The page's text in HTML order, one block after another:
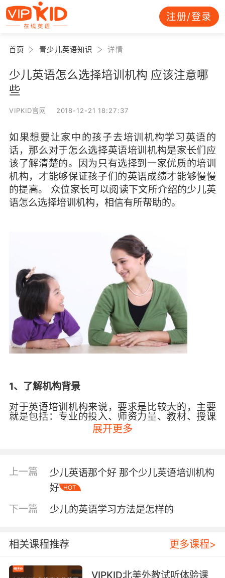
注册/登录
首页 青少儿英语知识 详情
少儿英语怎么选择培训机构 应该注意哪
些
VIPKID官网 2018-12-21 18:27:37
如果想要让家中的孩子去培训机构学习英语的
话，那么对于怎么选择英语培训机构是家长们应
该了解清楚的。因为只有选择到一家优质的培训
机构，才能够保证孩子们的英语成绩才能够慢慢
的提高。 众位家长可以阅读下文所介绍的少儿英
语怎么选择培训机构，相信有所帮助的。
1、了解机构背景
对于英语培训机构来说，要求是比较大的，主要
就是包括：专业的投入、师资力量、教材、授课
地点等。所以家长们在选择少儿英语培训机构的
时候，一定要重视这些。
家长们在给孩子们选择少儿英语培训机构的时
候，对于培训机构所使用的教材也是需要进行了
解的。因为教材的优质与否对于孩子们英语的学
习是有着直接的影响的。所以在对培训机构所使
用的教材进行了解的时候，主要应该了解的是培
3、优选教学师资
培训机构的师资力量在少儿英语教学中所起到的
展开更多
上一篇
少儿英语那个好 那个少儿英语培训机构
好
HOT
下一篇 少儿的英语学习方法是怎样的
相关课程推荐 更多课程>
VIPKID北美外教试听体验课